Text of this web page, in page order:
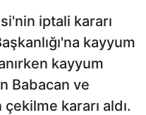
iptali kararı
kayyum
kayyum
Babacan ve
kararı aldı.